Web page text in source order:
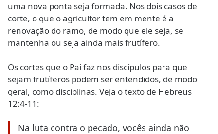
uma nova ponta seja formada. Nos dois casos de
corte, o que o agricultor tem em mente é a
renovação do ramo, de modo que ele seja, se
mantenha ou seja ainda mais frutífero.
Os cortes que o Pai faz nos discípulos para que
sejam frutíferos podem ser entendidos, de modo
geral, como disciplinas. Veja o texto de Hebreus
12:4-11:
Na luta contra o pecado, vocês ainda não